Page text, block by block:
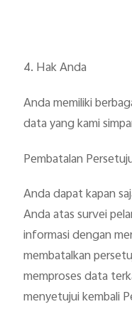
4. Hak Anda
Anda memiliki
data yang kami
Pembatalan
Anda dapat kapan
Anda atas survei
informasi dengan
membatalkan
memproses data
menyetujui kembali